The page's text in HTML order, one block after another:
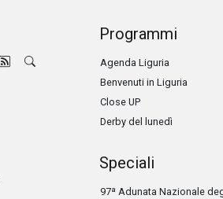
Programmi
Agenda Liguria
Benvenuti in Liguria
Close UP
Derby del lunedì
Speciali
97ª Adunata Nazionale